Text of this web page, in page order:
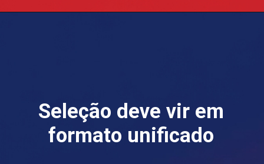
Seleção deve vir em
formato unificado